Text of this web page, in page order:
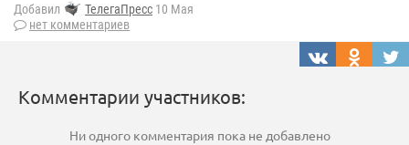
Добавил ТелегаПресс 10 Мая
нет комментариев
Комментарии участников:
Ни одного комментария пока не добавлено